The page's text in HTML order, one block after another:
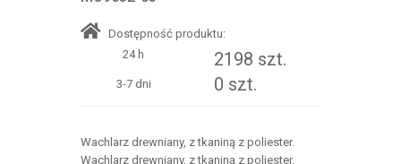
Dostępność produktu:
24 h
2198 szt.
3-7 dni 0 szt.
Wachlarz drewniany, z tkaniną z poliester.
Wachlarz drewniany, z tkaniną z poliester.